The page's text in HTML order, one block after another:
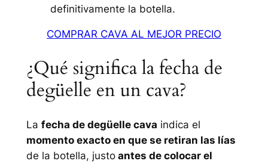
definitivamente la botella.
COMPRAR CAVA AL MEJOR PRECIO
¿Qué significa la fecha de
degüelle en un cava?
La fecha de degüelle cava indica el
momento exacto en que se retiran las lías
de la botella, justoantes de colocar el